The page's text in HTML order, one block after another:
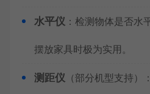
水平仪 ：检测物体是否水
摆放家具时极为实用。
测距仪 （部分机型支持）